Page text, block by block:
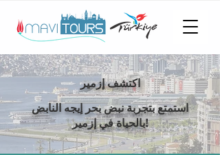
اكتشف إزمير
استمتع بتجربة نبض بحر إيجه النابض
بالحياة في إزمير!